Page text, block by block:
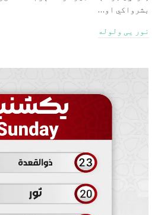
بشرواکي او…
نور یی ولوله